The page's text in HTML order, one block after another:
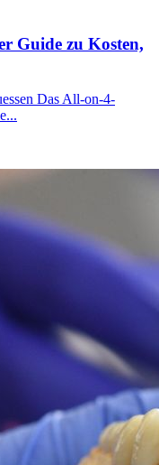
Guide zu Kosten,
Das All-on-4-